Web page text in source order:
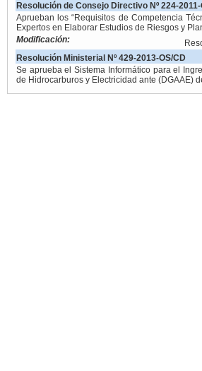
Resolución de Consejo Directivo Nº 224-2011-
Aprueban los “Requisitos de Competencia
Expertos en Elaborar Estudios de Riesgos y
Modificación:
Resolución Ministerial Nº 429-2013-OS/CD
Se aprueba el Sistema Informático para el
de Hidrocarburos y Electricidad ante (DGAAE)